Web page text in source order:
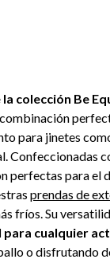
colección Be
para jinetes
Confeccionadas
perfectas para el
prendas de
fríos. Su
para cualquier
o disfrutando